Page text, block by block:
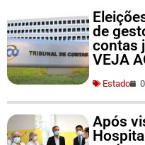
de
contas
VEJA
Estado
Após